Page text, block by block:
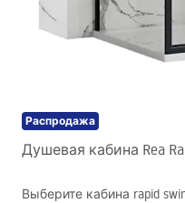
Распродажа
Душевая кабина Rea
Выберите кабина rapid